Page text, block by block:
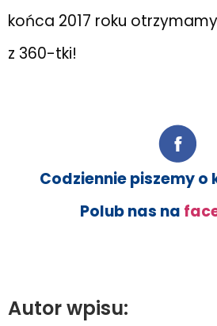
końca 2017 roku
z 360-tki!
Codziennie piszemy o
Polub nas na
Autor wpisu: